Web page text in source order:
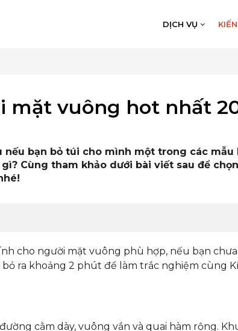
DỊCH VỤ
mặt vuông hot nhất
bạn bỏ túi cho mình một trong các mẫu
Cùng tham khảo dưới bài viết sau để
cho người mặt vuông phù hợp, nếu bạn chưa
ra khoảng 2 phút để làm trắc nghiệm cùng
cằm dày, vuông vắn và quai hàm rộng.